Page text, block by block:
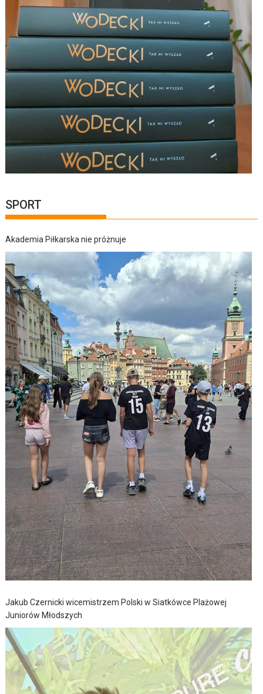
SPORT
Akademia Piłkarska nie próżnuje
Jakub Czernicki wicemistrzem Polski w Siatkówce Plażowej
Juniorów Młodszych